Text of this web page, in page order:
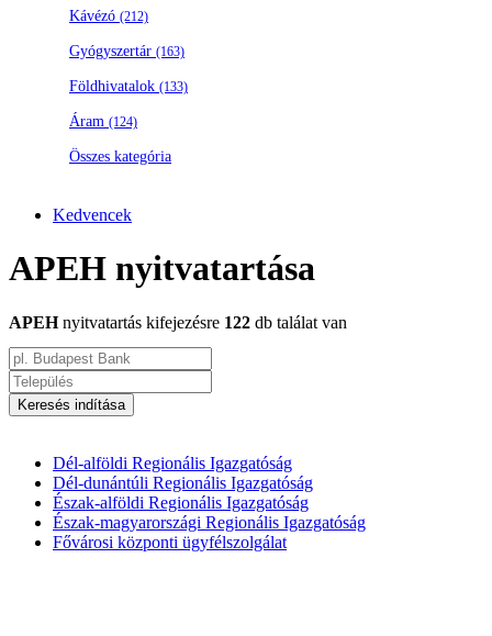
Kávézó (212)
Gyógyszertár (163)
Földhivatalok (133)
Áram (124)
Összes kategória
Kedvencek
APEH nyitvatartása
APEHnyitvatartás kifejezésre 122 db találat van
Keresés indítása
Dél-alföldi Regionális Igazgatóság
Dél-dunántúli Regionális Igazgatóság
Észak-alföldi Regionális Igazgatóság
Észak-magyarországi Regionális Igazgatóság
Fővárosi központi ügyfélszolgálat